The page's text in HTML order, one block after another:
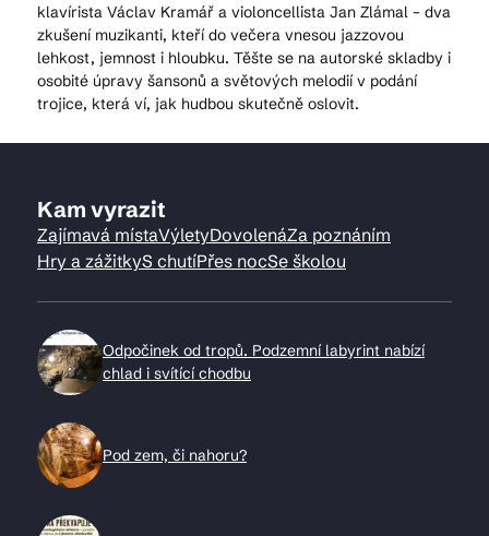
klavírista Václav Kramář a violoncellista Jan Zlámal – dva
zkušení muzikanti, kteří do večera vnesou jazzovou
lehkost, jemnost i hloubku. Těšte se na autorské skladby i
osobité úpravy šansonů a světových melodií v podání
trojice, která ví, jak hudbou skutečně oslovit.
Kam vyrazit
Zajímavá místaVýletyDovolenáZa poznáním
Hry a zážitkyS chutíPřes nocSe školou
Odpočinek od tropů. Podzemní labyrint nabízí
chlad i svítící chodbu
Pod zem, či nahoru?